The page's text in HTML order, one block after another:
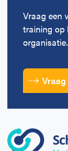
Vraag een
training op
organisatie.